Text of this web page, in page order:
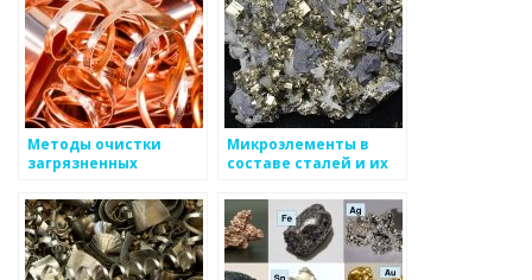
Методы очистки
загрязненных
отходов
Микроэлементы в
составе сталей и их